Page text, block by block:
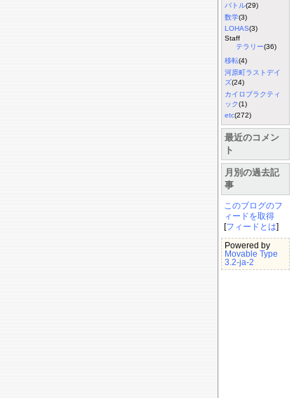
バトル(29)
数学(3)
LOHAS(3)
Staff
テラリー(36)
移転(4)
河原町ラストデイ
ズ(24)
カイロプラクティ
ック(1)
etc(272)
最近のコメン
ト
月別の過去記
事
このブログのフ
ィードを取得
[フィードとは]
Powered by
Movable Type
3.2-ja-2